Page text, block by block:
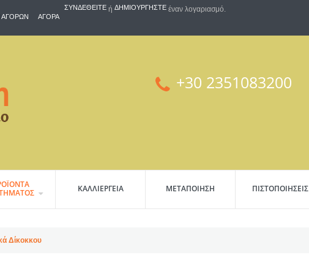
ΑΓΟΡΏΝ ΑΓΟΡΆ
ΣΥΝΔΕΘΕΊΤΕ ή ΔΗΜΙΟΥΡΓΉΣΤΕ έναν λογαριασμό.
+30 2351083200
ΚΑΛΛΙΕΡΓΕΙΑ ΜΕΤΑΠΟΙΗΣΗ ΠΙΣΤΟΠΟΙΗΣΕΙΣ
Δίκοκκου